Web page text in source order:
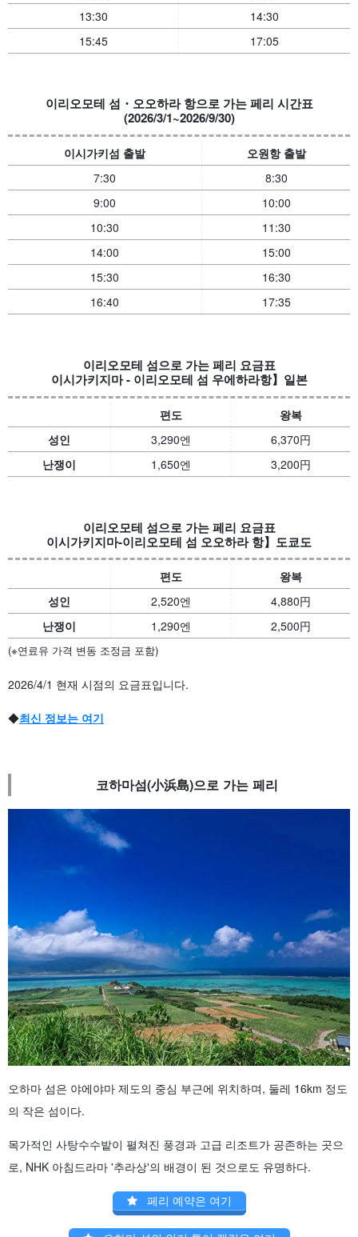
13:30
14:30
15:45
17:05
이리오모테 섬・오오하라 항으로 가는 페리 시간표
(2026/3/1~2026/9/30)
이시가키섬 출발
오원항 출발
7:30
8:30
9:00
10:00
10:30
11:30
14:00
15:00
15:30
16:30
16:40
17:35
이리오모테 섬으로 가는 페리 요금표
이시가키지마 - 이리오모테 섬 우에하라항】일본
편도
왕복
성인
3,290엔 6,370円
난쟁이
1,650엔 3,200円
이리오모테 섬으로 가는 페리 요금표
이시가키지마-이리오모테 섬 오오하라 항】도쿄도
편도
왕복
성인
2,520엔 4,880円
난쟁이
1,290엔 2,500円
(※연료유 가격 변동 조정금 포함)
2026/4/1 현재 시점의 요금표입니다.
◆최신 정보는 여기
코하마섬(小浜島)으로 가는 페리
오하마 섬은 야에야마 제도의 중심 부근에 위치하며, 둘레 16km 정도
의 작은 섬이다.
목가적인 사탕수수밭이 펼쳐진 풍경과 고급 리조트가 공존하는 곳으
로, NHK 아침드라마 '추라상'의 배경이 된 것으로도 유명하다.
페리 예약은 여기